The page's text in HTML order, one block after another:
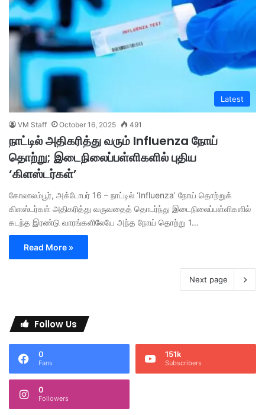
Latest
VM Staff October 16, 2025 491
நாட்டில் அதிகரித்து வரும் Influenza நோய்
தொற்று; இடைநிலைப்பள்ளிகளில் புதிய
‘கிளஸ்டர்கள்’
கோலாலம்பூர், அக்டோபர் 16 – நாட்டில் ‘Influenza’ நோய் தொற்றுக்
கிளஸ்டர்கள் அதிகரித்து வருவதைத் தொடர்ந்து இடைநிலைப்பள்ளிகளில்
கடந்த இரண்டு வாரங்களிலேயே அந்த நோய் தொற்று 1…
Read More »
Next page
Follow Us
0
Fans
151k
Subscribers
0
Followers